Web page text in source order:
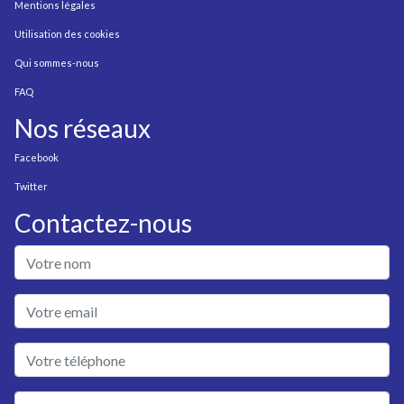
Mentions légales
Utilisation des cookies
Qui sommes-nous
FAQ
Nos réseaux
Facebook
Twitter
Contactez-nous